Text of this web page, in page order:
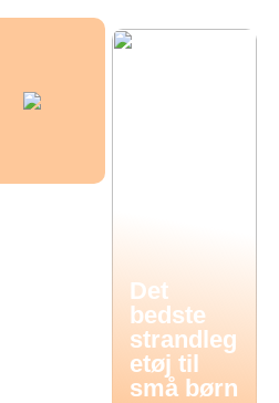
Det
bedste
strandleg
etøj til
små børn